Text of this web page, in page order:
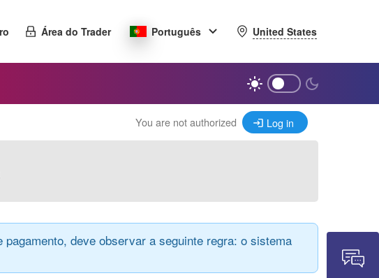
Área do Trader Português United States
You are not authorized Log in
deve observar a seguinte regra: o sistema